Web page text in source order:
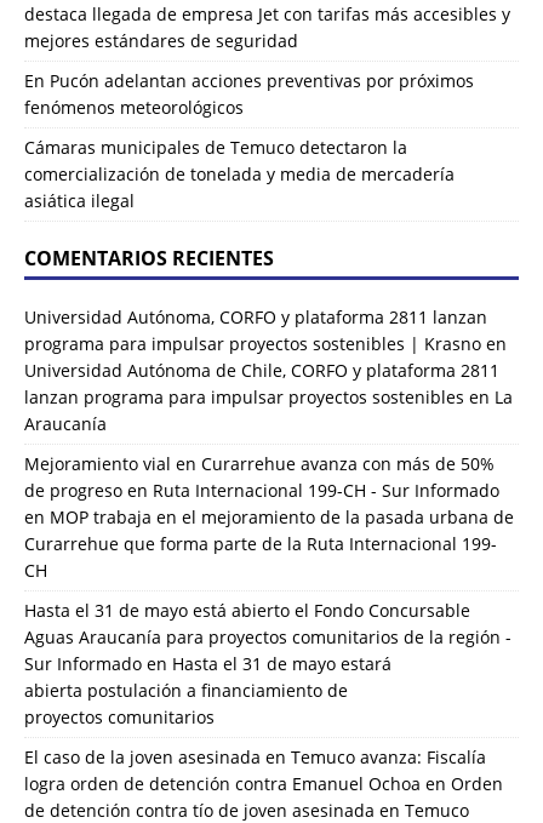
destaca llegada de empresa Jet con tarifas más accesibles y
mejores estándares de seguridad
En Pucón adelantan acciones preventivas por próximos
fenómenos meteorológicos
Cámaras municipales de Temuco detectaron la
comercialización de tonelada y media de mercadería
asiática ilegal
COMENTARIOS RECIENTES
Universidad Autónoma, CORFO y plataforma 2811 lanzan
programa para impulsar proyectos sostenibles | Krasno en
Universidad Autónoma de Chile, CORFO y plataforma 2811
lanzan programa para impulsar proyectos sostenibles en La
Araucanía
Mejoramiento vial en Curarrehue avanza con más de 50%
de progreso en Ruta Internacional 199-CH - Sur Informado
en MOP trabaja en el mejoramiento de la pasada urbana de
Curarrehue que forma parte de la Ruta Internacional 199-
CH
Hasta el 31 de mayo está abierto el Fondo Concursable
Aguas Araucanía para proyectos comunitarios de la región -
Sur Informado en Hasta el 31 de mayo estará
abierta postulación a financiamiento de
proyectos comunitarios
El caso de la joven asesinada en Temuco avanza: Fiscalía
logra orden de detención contra Emanuel Ochoa en Orden
de detención contra tío de joven asesinada en Temuco